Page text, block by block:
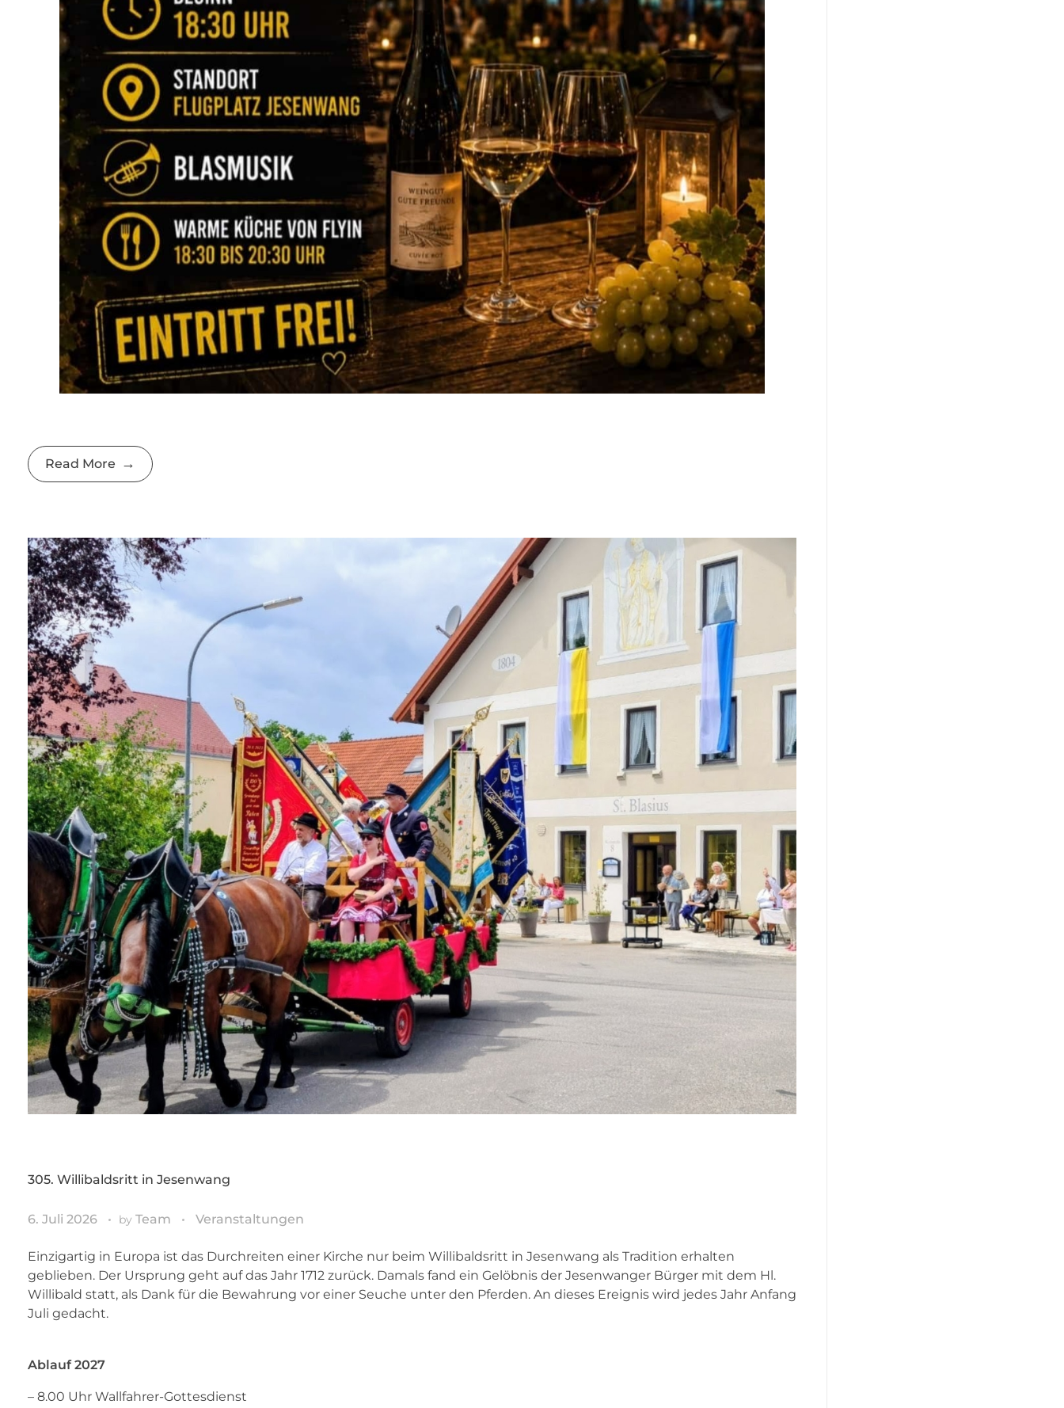
Read More
305. Willibaldsritt in Jesenwang
6. Juli 2026 by Team Veranstaltungen
Einzigartig in Europa ist das Durchreiten einer Kirche nur beim Willibaldsritt in Jesenwang als Tradition erhalten
geblieben. Der Ursprung geht auf das Jahr 1712 zurück. Damals fand ein Gelöbnis der Jesenwanger Bürger mit dem Hl.
Willibald statt, als Dank für die Bewahrung vor einer Seuche unter den Pferden. An dieses Ereignis wird jedes Jahr Anfang
Juli gedacht.
Ablauf 2027
– 8.00 Uhr Wallfahrer-Gottesdienst